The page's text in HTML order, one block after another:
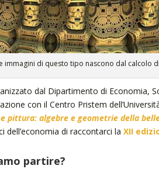
immagini di questo tipo nascono dal calcolo
dal Dipartimento di Economia,
con il Centro Pristem
pittura: algebre e geometrie della
di raccontarci la XII
partire?